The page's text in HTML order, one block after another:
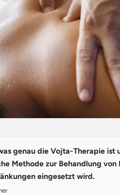
genau die Vojta-Therapie ist
Methode zur Behandlung von
eingesetzt wird.